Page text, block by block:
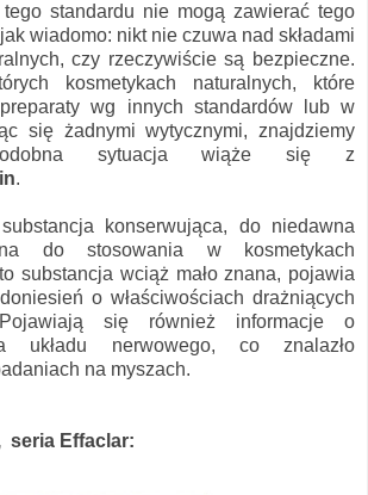
standardu nie mogą zawierać tego
wiadomo: nikt nie czuwa nad składami
czy rzeczywiście są bezpieczne.
kosmetykach naturalnych, które
wg innych standardów lub w
się żadnymi wytycznymi, znajdziemy
sytuacja wiąże się z
.
konserwująca, do niedawna
do stosowania w kosmetykach
substancja wciąż mało znana, pojawia
o właściwościach drażniących
się również informacje o
układu nerwowego, co znalazło
na myszach.
seria Effaclar: